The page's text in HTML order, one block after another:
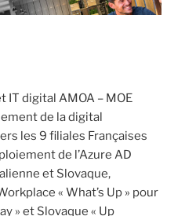
IT digital AMOA – MOE
de la digital
les 9 filiales Françaises
de l’Azure AD
et Slovaque,
« What’s Up » pour
» et Slovaque « Up